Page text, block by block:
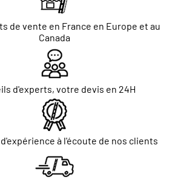
de vente en France en Europe et au
Canada
d'experts, votre devis en 24H
d'expérience à l'écoute de nos clients